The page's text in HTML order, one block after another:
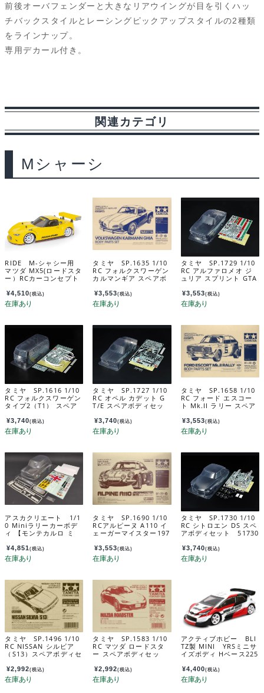
o
k
k g
前後オーバフェンダーと大きなリアウイングが目を引くハッ
チバックスタイルとレーシングピックアップスタイルの2種類
をラインナップ。
専用デカール付き。
関連カテゴリ
Mシャーシ
RIDE M-シャシー用
マツダ MX5(ロードスタ
ー）RCカーコンセプト
hassis MAZDA MX5 R
C Car Concept Body
37040
¥4,510(税込)
タミヤ SP.1635 1/10
RC フォルクスワーゲン
カルマンギア スペアボ
¥3,553(税込)
タミヤ SP.1729 1/10
RC アルファロメオ ジ
ュリア スプリント GTA
ボディセット 51729
¥3,553(税込)
タミヤ SP.1616 1/10
RC フォルクスワーゲン
タイプ2（T1） スペア
¥3,740(税込)
タミヤ SP.1727 1/10
RC オペル カデット G
T/E スペアボディセッ
¥3,740(税込)
タミヤ SP.1658 1/10
RC フォード エスコー
ト Mk.II ラリー スペア
¥3,553(税込)
アスカクリエート 1/1
0 Miniラリーカーボデ
ィ 【モンテカルロ ミ
㎜】 AV0111#2
¥4,851(税込)
タミヤ SP.1690 1/10
RCアルピーヌ A110 イ
ェーガーマイスター197
51690
¥3,553(税込)
タミヤ SP.1730 1/10
RC シトロエン DS スペ
アボディセット 51730
¥3,740(税込)
タミヤ SP.1496 1/10
RC NISSAN シルビア
（S13）スペアボディセ
¥2,992(税込)
タミヤ SP.1583 1/10
RC マツダ ロードスタ
ー スペアボディセッ
¥2,992(税込)
アクティブホビー BLI
TZ製 MINI YRSミニサ
イズボディ Hベース225
-07
¥4,400(税込)